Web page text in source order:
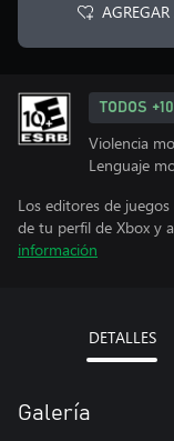
TODOS +10
Violencia
Lenguaje
Los editores de
de tu perfil de Xbox y
información
DETALLES
Galería